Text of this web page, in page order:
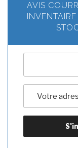
AVIS